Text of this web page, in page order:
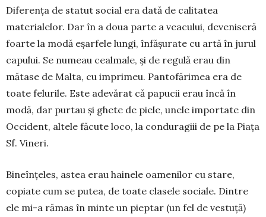
Diferența de statut social era dată de calitatea
materialelor. Dar în a doua parte a veacului, deveniseră
foarte la modă eșarfele lungi, înfășurate cu artă în jurul
capului. Se numeau cealmale, și de regulă erau din
mătase de Malta, cu imprimeu. Pantofărimea era de
toate felurile. Este adevărat că papucii erau încă în
modă, dar purtau și ghete de piele, unele importate din
Occident, altele făcute loco, la conduragiii de pe la Piața
Sf. Vineri.
Bineînțeles, astea erau hainele oamenilor cu stare,
copiate cum se putea, de toate clasele sociale. Dintre
ele mi-a rămas în minte un pieptar (un fel de vestuță)